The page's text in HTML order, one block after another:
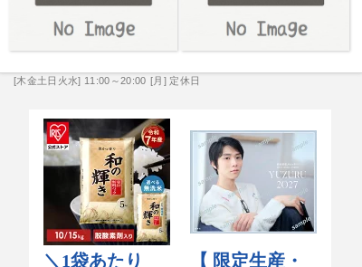
[木金土日火水] 11:00～20:00 [月] 定休日